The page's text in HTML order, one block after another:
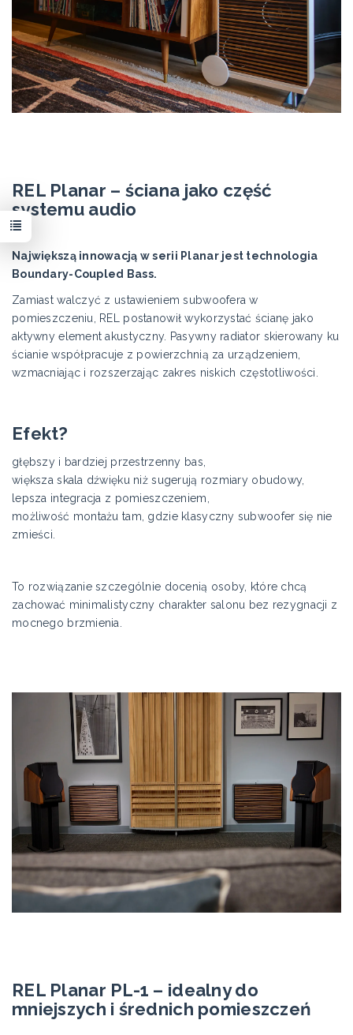
REL Planar – ściana jako część
systemu audio
Największą innowacją w serii Planar jest technologia
Boundary-Coupled Bass.
Zamiast walczyć z ustawieniem subwoofera w
pomieszczeniu, REL postanowił wykorzystać ścianę jako
aktywny element akustyczny. Pasywny radiator skierowany ku
ścianie współpracuje z powierzchnią za urządzeniem,
wzmacniając i rozszerzając zakres niskich częstotliwości.
Efekt?
głębszy i bardziej przestrzenny bas,
większa skala dźwięku niż sugerują rozmiary obudowy,
lepsza integracja z pomieszczeniem,
możliwość montażu tam, gdzie klasyczny subwoofer się nie
zmieści.
To rozwiązanie szczególnie docenią osoby, które chcą
zachować minimalistyczny charakter salonu bez rezygnacji z
mocnego brzmienia.
REL Planar PL-1 – idealny do
mniejszych i średnich pomieszczeń